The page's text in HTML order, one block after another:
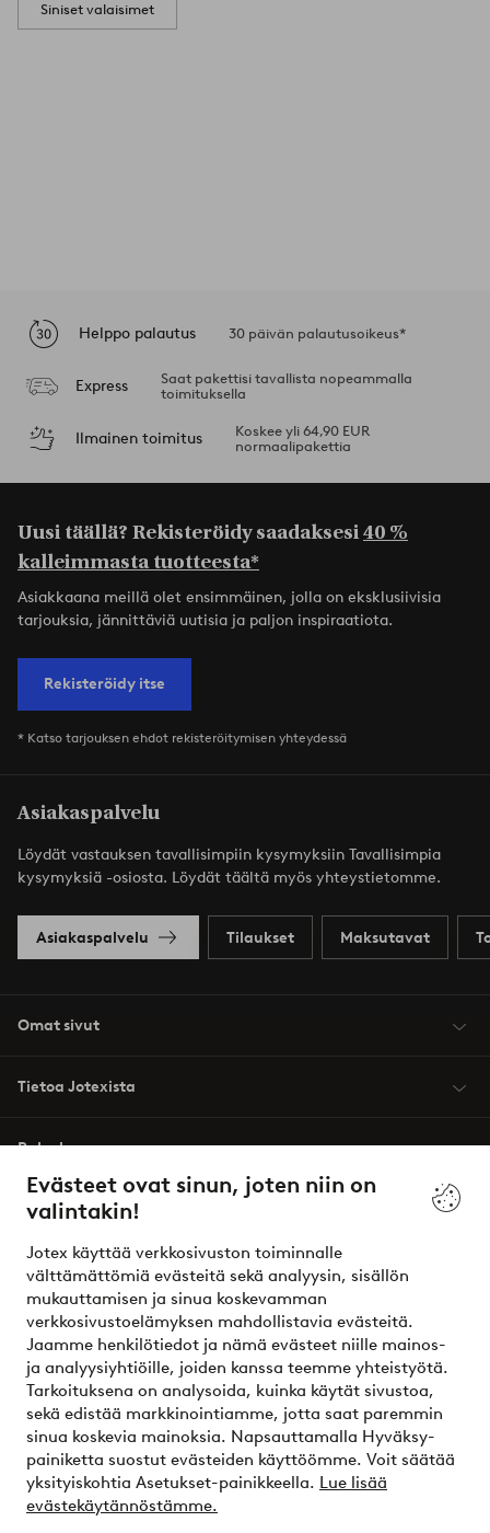
Evästeet ovat sinun, joten niin on
valintakin!
Jotex käyttää verkkosivuston toiminnalle
välttämättömiä evästeitä sekä analyysin, sisällön
mukauttamisen ja sinua koskevamman
verkkosivustoelämyksen mahdollistavia evästeitä.
Jaamme henkilötiedot ja nämä evästeet niille mainos-
ja analyysiyhtiöille, joiden kanssa teemme yhteistyötä.
Tarkoituksena on analysoida, kuinka käytät sivustoa,
sekä edistää markkinointiamme, jotta saat paremmin
sinua koskevia mainoksia. Napsauttamalla Hyväksy-
painiketta suostut evästeiden käyttöömme. Voit säätää
yksityiskohtia Asetukset-painikkeella. Lue lisää
evästekäytännöstämme.
Siniset valaisimet
Helppo palautus 30 päivän palautusoikeus*
Express
Saat pakettisi tavallista nopeammalla
toimituksella
Ilmainen toimitus
Koskee yli 64,90 EUR
normaalipakettia
Uusi täällä? Rekisteröidy saadaksesi40 %
kalleimmasta tuotteesta*
Asiakkaana meillä olet ensimmäinen, jolla on eksklusiivisia
tarjouksia, jännittäviä uutisia ja paljon inspiraatiota.
Rekisteröidy itse
* Katso tarjouksen ehdot rekisteröitymisen yhteydessä
Asiakaspalvelu
Löydät vastauksen tavallisimpiin kysymyksiin Tavallisimpia
kysymyksiä -osiosta. Löydät täältä myös yhteystietomme.
Asiakaspalvelu Tilaukset Maksutavat
Omat sivut
Tietoa Jotexista
Palvelumme
Ehdot
Ystävät
Turvalliset maksut – maksa nyt tai erissä
Haluatko tietää lisää maksuvaihtoehdoistamme?
elpy